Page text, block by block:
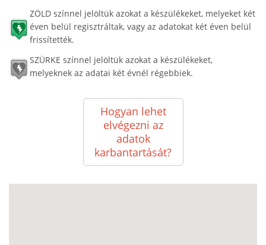
ZÖLD színnel jelöltük azokat a készülékeket, melyeket két
éven belül regisztráltak, vagy az adatokat két éven belül
frissítették.
SZÜRKE színnel jelöltük azokat a készülékeket,
melyeknek az adatai két évnél régebbiek.
Hogyan lehet
elvégezni az
adatok
karbantartását?